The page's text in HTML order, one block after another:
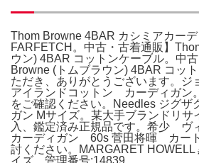
Thom Browne 4BAR カシミアカー
FARFETCH。中古・古着通販】
ウン) 4BAR コットンケーブル。中
Browne (トムブラウン) 4BAR コッ
ただき、ありがとうございます。
アイランドコットン カーディガン
をご確認ください。Needles ジグザ
ガン Mサイズ。某大手ブランドリサ
入、鑑定済み正規品です。希少 ヴ
カーディガン 60s 菅田将暉 カー
討ください。MARGARET HOWELL
イズ。管理番号:14839